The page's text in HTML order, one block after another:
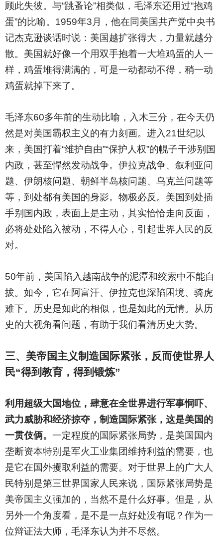
顾此失彼。与“跳蚤论”相类似，毛泽东还用过“抱鸡
蛋”的比喻。1959年3月，他在同美国共产党中央书
记杰克逊谈话时说：美国越扩张得大，力量就越分
散。美国就好像一个用双手抱着一大堆鸡蛋的人一
样，鸡蛋堆得满满的，可是一动都动不得，稍一动
鸡蛋就掉下来了。
毛泽东60多年前的生动比喻，入木三分，在今天仍
然是对美国霸权主义的有力刻画。进入21世纪以
来，美国打着“维护自由”“保护人权”的幌子干涉别国
内政，甚至悍然发动战争。伊拉克战争、叙利亚问
题、伊朗核问题、朝鲜半岛核问题、乌克兰问题等
等，到处都有美国的身影。物极必反。美国到处插
手别国内政，表面上是主动，其实恰恰走向反面，
必将处处陷入被动，不得人心，引起世界人民的反
对。
50年前，美国陷入越南战争的泥潭和绞索中不能自
拔。如今，它在阿富汗、伊拉克也深陷困境、骑虎
难下。历史是如此的相似，也是如此的无情。从历
史的大视角看问题，有助于我们看清历史大势。
三、美帝国主义制造国际紧张，反而使世界人
民“得到教育，得到锻炼”
利用超级大国地位，肆意在全世界进行军事恫吓、
武力威胁和经济掠夺，制造国际紧张，这是美国的
一贯伎俩。 一定程度的国际紧张局势，是美国国内
垄断资本特别是军火工业集团维持利益的需要，也
是它在国外攫取利益的需要。对于世界上的广大人
民特别是第三世界国家人民来说，国际紧张局势是
美帝国主义强加的，当然不是什么好事。但是，从
另外一个角度看，是不是一点好处没有呢？作为一
位辩证法大师，毛泽东认为并不尽然。